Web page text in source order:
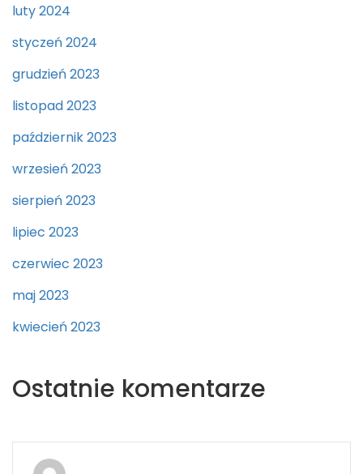
luty 2024
styczeń 2024
grudzień 2023
listopad 2023
październik 2023
wrzesień 2023
sierpień 2023
lipiec 2023
czerwiec 2023
maj 2023
kwiecień 2023
Ostatnie komentarze